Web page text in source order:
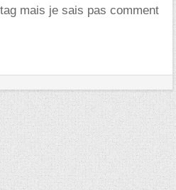
mais je sais pas comment